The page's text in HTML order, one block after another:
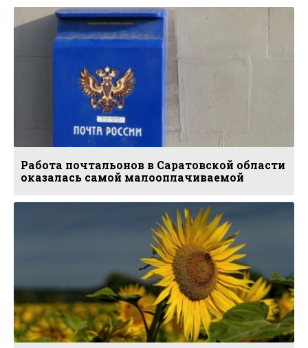
Работа почтальонов в Саратовской области
оказалась самой малооплачиваемой